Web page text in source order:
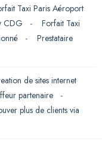
Taxi Paris Aéroport
CDG - Forfait Taxi
- Prestataire
de sites internet
partenaire
-
plus de clients via